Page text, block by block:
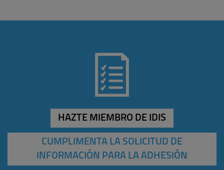
HAZTE MIEMBRO DE IDIS
CUMPLIMENTA LA SOLICITUD DE
INFORMACIÓN PARA LA ADHESIÓN